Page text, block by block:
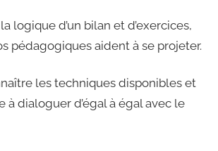
logique d’un bilan et d’exercices,
pédagogiques aident à se projeter.
les techniques disponibles et
à dialoguer d’égal à égal avec le